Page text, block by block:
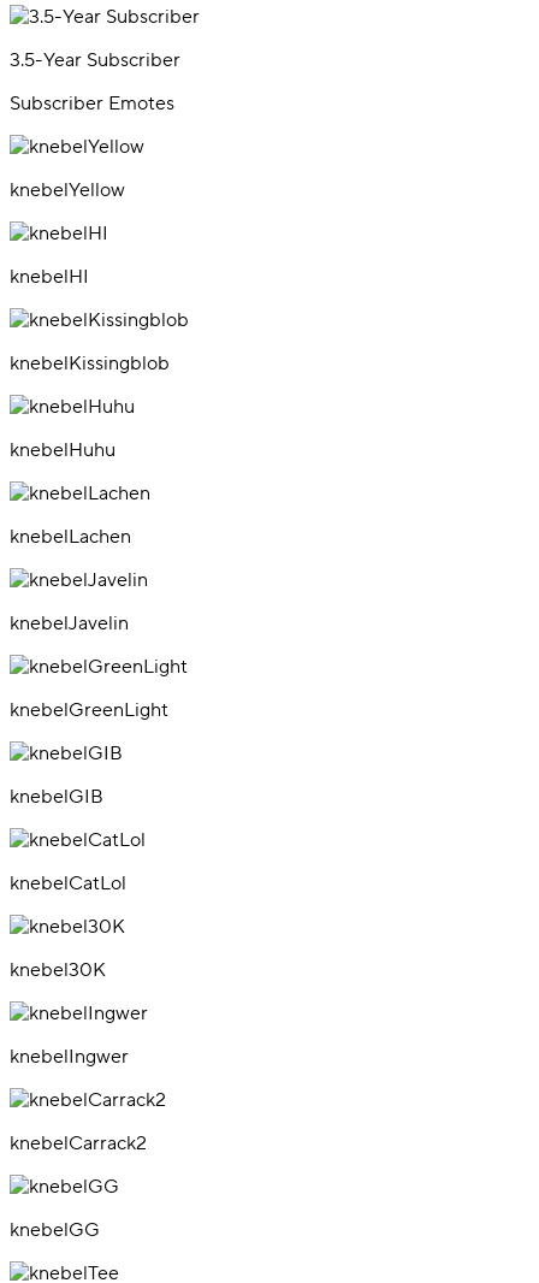
3.5-Year Subscriber
Subscriber Emotes
knebelYellow
knebelHI
knebelKissingblob
knebelHuhu
knebelLachen
knebelJavelin
knebelGreenLight
knebelGIB
knebelCatLol
knebel30K
knebelIngwer
knebelCarrack2
knebelGG